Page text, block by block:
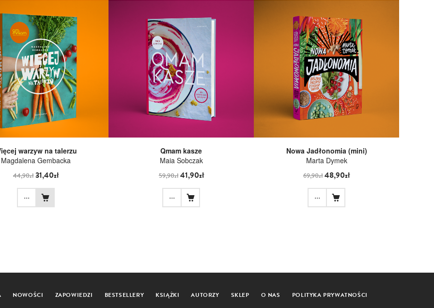
warzyw na talerzu
Magdalena Gembacka
44,90zł31,40zł
...
Qmam kasze
Maia Sobczak
59,90zł41,90zł
...
Nowa Jadłonomia (mini)
Marta Dymek
69,90zł48,90zł
...
NOWOŚCI ZAPOWIEDZI BESTSELLERY KSIĄŻKI AUTORZY SKLEP O NAS POLITYKA PRYWATNOŚCI